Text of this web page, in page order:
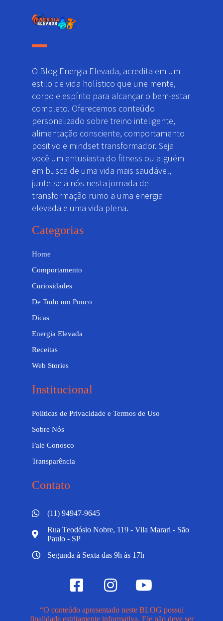
O Blog Energia Elevada, acredita em um
estilo de vida holístico que une mente,
corpo e espírito para alcançar o bem-estar
completo. Oferecemos conteúdo
personalizado sobre treino inteligente,
alimentação consciente, comportamento
positivo e mindset transformador. Seja
você um entusiasta do fitness ou alguém
em busca de uma vida mais saudável,
junte-se a nós nesta jornada de
transformação rumo a uma energia
elevada e uma vida plena.
Categorias
Home
Comportamento
Curiosidades
De Tudo um Pouco
Dicas
Energia Elevada
Receitas
Web Stories
Institucional
Politicas de Privacidade e Termos de Uso
Sobre Nós
Fale Conosco
Transparência
Contato
(11) 94947-9645
Rua Teodósio Nobre, 119 - Vila Marari - São
Paulo - SP
Segunda à Sexta das 9h às 17h
“O conteúdo apresentado neste BLOG possui
finalidade estritamente informativa. Ele não deve ser